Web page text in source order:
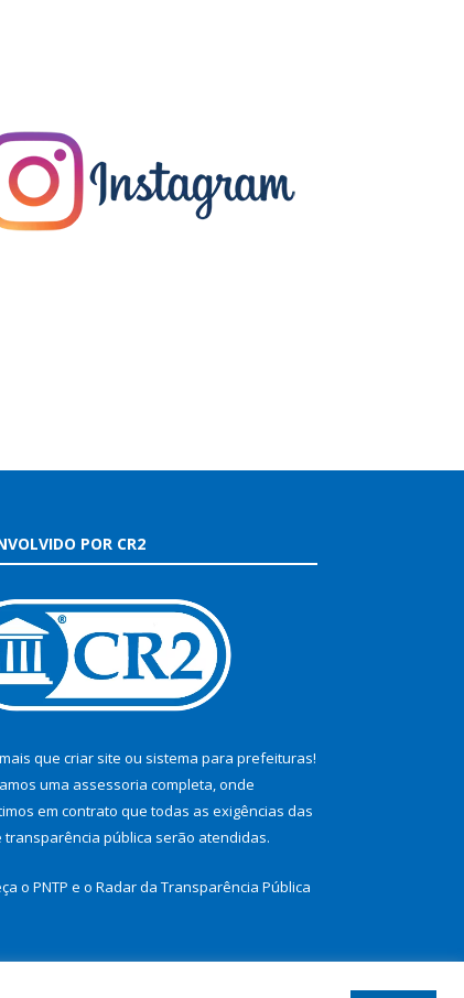
POR CR2
que criar site ou sistema para prefeituras!
uma assessoria completa, onde
em contrato que todas as exigências das
transparência pública serão atendidas.
o PNTP e o Radar da Transparência Pública